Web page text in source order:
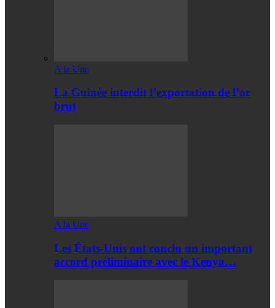
A la Une
La Guinée interdit l’exportation de l’or
brut
A la Une
Les États-Unis ont conclu un important
accord préliminaire avec le Kenya…